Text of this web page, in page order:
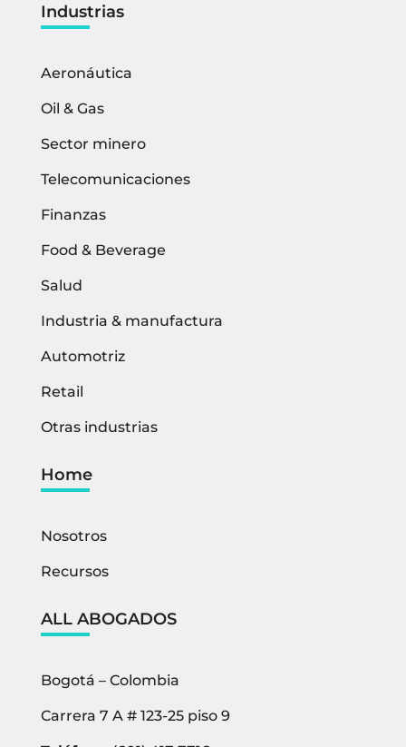
Industrias
Aeronáutica
Oil & Gas
Sector minero
Telecomunicaciones
Finanzas
Food & Beverage
Salud
Industria & manufactura
Automotriz
Retail
Otras industrias
Home
Nosotros
Recursos
ALL ABOGADOS
Bogotá – Colombia
Carrera 7 A # 123-25 piso 9